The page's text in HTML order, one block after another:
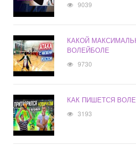
9039
КАКОЙ
ВОЛЕЙБОЛЕ
9730
КАК ПИШЕТСЯ
3193